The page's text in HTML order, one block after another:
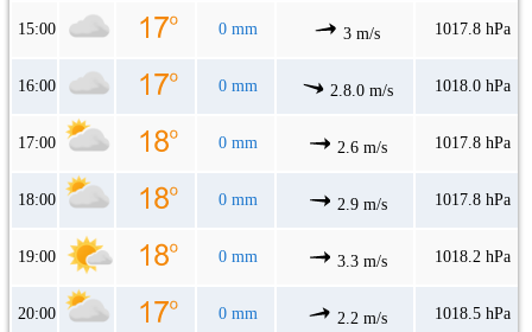
15:00 0 mm 3 m/s 1017.8 hPa
16:00 0 mm 2.8.0 m/s 1018.0 hPa
17:00 0 mm 2.6 m/s 1017.8 hPa
18:00 0 mm 2.9 m/s 1017.8 hPa
19:00 0 mm 3.3 m/s 1018.2 hPa
20:00 0 mm 2.2 m/s 1018.5 hPa